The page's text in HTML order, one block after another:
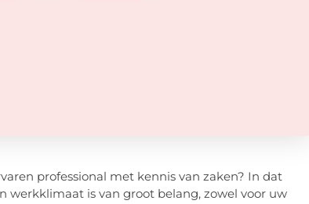
professional met kennis van zaken? In dat
werkklimaat is van groot belang, zowel voor uw